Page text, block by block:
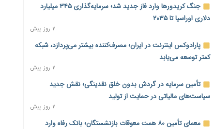
جنگ کریدورها وارد فاز جدید شد؛ سرمایه‌گذاری ۳۴۵ میلیارد
دلاری اوراسیا تا ۲۰۳۵
۲ روز پیش
پارادوکس اینترنت در ایران؛ مصرف‌کننده بیشتر می‌پردازد، شبکه
کمتر توسعه می‌یابد
۲ روز پیش
تأمین سرمایه در گردش بدون خلق نقدینگی؛ نقش جدید
سیاست‌های مالیاتی در حمایت از تولید
۲ روز پیش
معمای تأمین ۸۰ همت معوقات بازنشستگان؛ بانک رفاه وارد